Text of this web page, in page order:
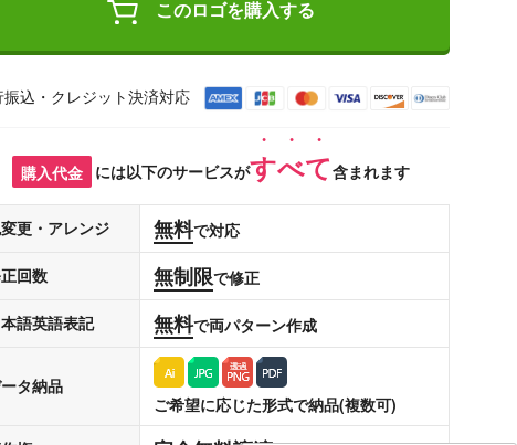
このロゴを購入する
振込・クレジット決済対応
購入代金 には以下のサービスがすべて含まれます
更・アレンジ 無料で対応
回数 無制限で修正
語英語表記 無料で両パターン作成
タ納品
ご希望に応じた形式で納品(複数可)